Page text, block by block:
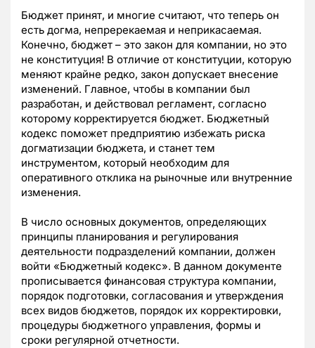
Бюджет принят, и многие считают, что теперь он
есть догма, непререкаемая и неприкасаемая.
Конечно, бюджет – это закон для компании, но это
не конституция! В отличие от конституции, которую
меняют крайне редко, закон допускает внесение
изменений. Главное, чтобы в компании был
разработан, и действовал регламент, согласно
которому корректируется бюджет. Бюджетный
кодекс поможет предприятию избежать риска
догматизации бюджета, и станет тем
инструментом, который необходим для
оперативного отклика на рыночные или внутренние
изменения.
В число основных документов, определяющих
принципы планирования и регулирования
деятельности подразделений компании, должен
войти «Бюджетный кодекс». В данном документе
прописывается финансовая структура компании,
порядок подготовки, согласования и утверждения
всех видов бюджетов, порядок их корректировки,
процедуры бюджетного управления, формы и
сроки регулярной отчетности.